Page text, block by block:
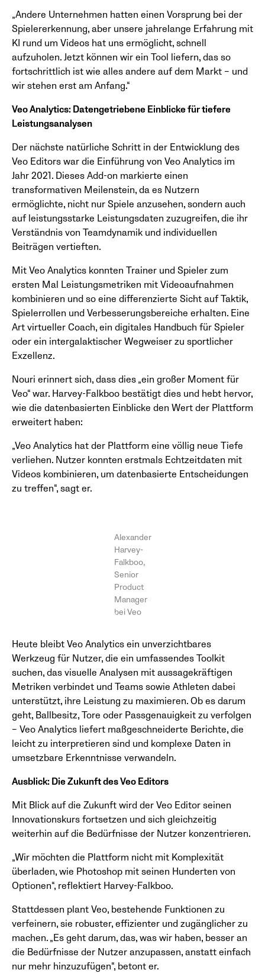
„Andere Unternehmen hatten einen Vorsprung bei der
Spielererkennung, aber unsere jahrelange Erfahrung mit
KI rund um Videos hat uns ermöglicht, schnell
aufzuholen. Jetzt können wir ein Tool liefern, das so
fortschrittlich ist wie alles andere auf dem Markt – und
wir stehen erst am Anfang.“
Veo Analytics: Datengetriebene Einblicke für tiefere
Leistungsanalysen
Der nächste natürliche Schritt in der Entwicklung des
Veo Editors war die Einführung von Veo Analytics im
Jahr 2021. Dieses Add-on markierte einen
transformativen Meilenstein, da es Nutzern
ermöglichte, nicht nur Spiele anzusehen, sondern auch
auf leistungsstarke Leistungsdaten zuzugreifen, die ihr
Verständnis von Teamdynamik und individuellen
Beiträgen vertieften.
Mit Veo Analytics konnten Trainer und Spieler zum
ersten Mal Leistungsmetriken mit Videoaufnahmen
kombinieren und so eine differenzierte Sicht auf Taktik,
Spielerrollen und Verbesserungsbereiche erhalten. Eine
Art virtueller Coach, ein digitales Handbuch für Spieler
oder ein intergalaktischer Wegweiser zu sportlicher
Exzellenz.
Nouri erinnert sich, dass dies „ein großer Moment für
Veo“ war. Harvey-Falkboo bestätigt dies und hebt hervor,
wie die datenbasierten Einblicke den Wert der Plattform
erweitert haben:
„Veo Analytics hat der Plattform eine völlig neue Tiefe
verliehen. Nutzer konnten erstmals Echtzeitdaten mit
Videos kombinieren, um datenbasierte Entscheidungen
zu treffen“, sagt er.
Alexander
Harvey-
Falkboo,
Senior
Product
Manager
bei Veo
Heute bleibt Veo Analytics ein unverzichtbares
Werkzeug für Nutzer, die ein umfassendes Toolkit
suchen, das visuelle Analysen mit aussagekräftigen
Metriken verbindet und Teams sowie Athleten dabei
unterstützt, ihre Leistung zu maximieren. Ob es darum
geht, Ballbesitz, Tore oder Passgenauigkeit zu verfolgen
– Veo Analytics liefert maßgeschneiderte Berichte, die
leicht zu interpretieren sind und komplexe Daten in
umsetzbare Erkenntnisse verwandeln.
Ausblick: Die Zukunft des Veo Editors
Mit Blick auf die Zukunft wird der Veo Editor seinen
Innovationskurs fortsetzen und sich gleichzeitig
weiterhin auf die Bedürfnisse der Nutzer konzentrieren.
„Wir möchten die Plattform nicht mit Komplexität
überladen, wie Photoshop mit seinen Hunderten von
Optionen“, reflektiert Harvey-Falkboo.
Stattdessen plant Veo, bestehende Funktionen zu
verfeinern, sie robuster, effizienter und zugänglicher zu
machen. „Es geht darum, das, was wir haben, besser an
die Bedürfnisse der Nutzer anzupassen, anstatt einfach
nur mehr hinzuzufügen“, betont er.